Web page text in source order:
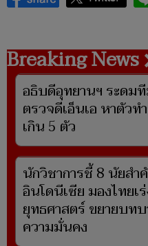
Breaking News
อธิบดีอุทยานฯ ระดม
ตรวจดีเอ็นเอ หาตัวท
เกิน 5 ตัว
นักวิชาการชี้ 8 นัยส
อินโดนีเซีย มองไทย
ยุทธศาสตร์ ขยายบท
ความมั่นคง